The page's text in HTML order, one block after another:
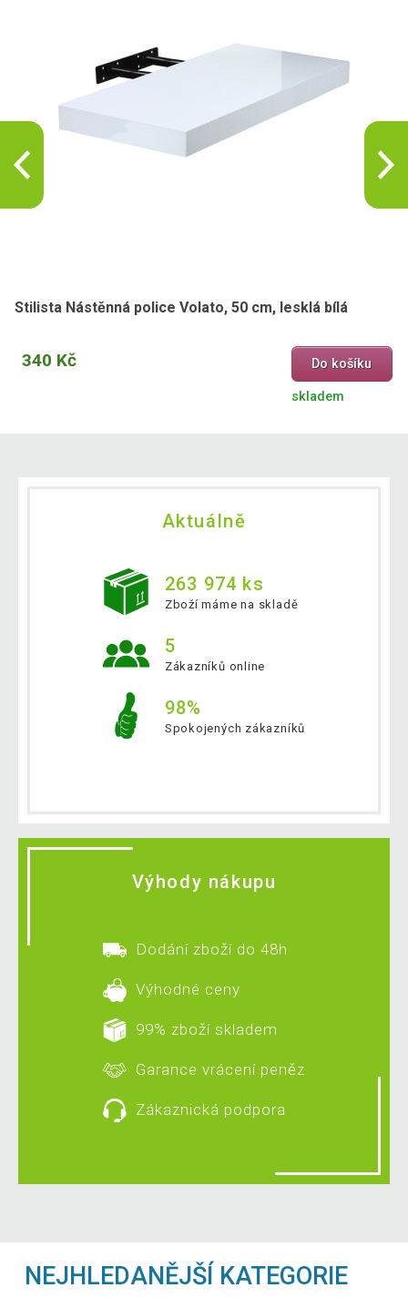
Stilista Nástěnná police Volato, 50 cm, lesklá bílá
340 Kč Do košíku
skladem
Aktuálně
263 974 ks
Zboží máme na skladě
5
Zákazníků online
98%
Spokojených zákazníků
Výhody nákupu
Dodání zboží do 48h
Výhodné ceny
99% zboží skladem
Garance vrácení peněz
Zákaznická podpora
NEJHLEDANĚJŠÍ KATEGORIE